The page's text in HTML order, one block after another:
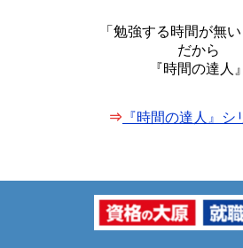
「勉強する時間が無い
だから
『時間の達人』
⇒ 『時間の達人』シ